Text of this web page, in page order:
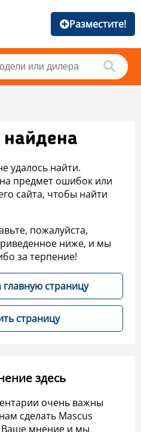
Разместите!
найдена
удалось найти.
предмет ошибок или
сайта, чтобы найти
пожалуйста,
ниже, и мы
за терпение!
главную страницу
страницу
здесь
очень важны
сделать Mascus
мнение и мы